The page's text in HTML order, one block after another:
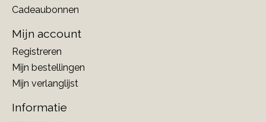
Cadeaubonnen
Mijn account
Registreren
Mijn bestellingen
Mijn verlanglijst
Informatie